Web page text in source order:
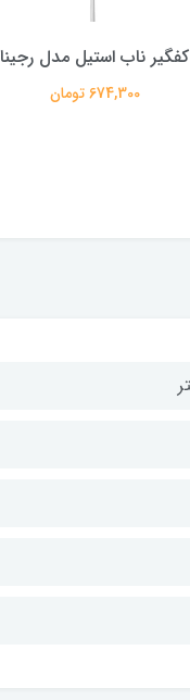
کفگیر ناب استیل مدل رجینا
674,300 تومان